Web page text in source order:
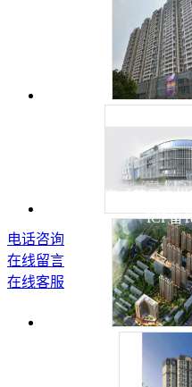
版权所有 © 上海威茨堡电
ICP备
电话咨询
在线留言
在线客服